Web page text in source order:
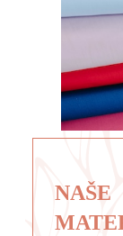
NAŠE